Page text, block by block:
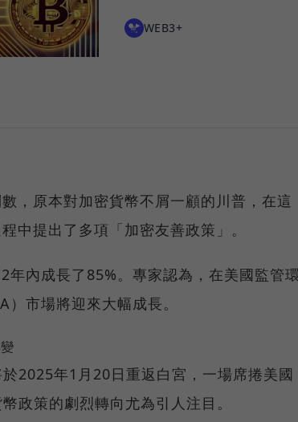
WEB3+
，原本對加密貨幣不屑一顧的川普，在這
中提出了多項「加密友善政策」。
年內成長了85%。專家認為，在美國監管
市場將迎來大幅成長。
2025年1月20日重返白宮，一場席捲美國
政策的劇烈轉向尤為引人注目。